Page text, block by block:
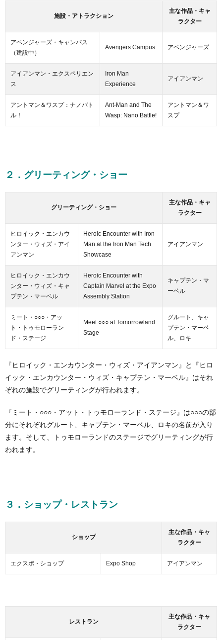
施設・アトラクション
主な作品・キャ
ラクター
アベンジャーズ・キャンパス
（建設中）
Avengers Campus アベンジャーズ
アイアンマン・エクスペリエン
ス
Iron Man
Experience
アイアンマン
アントマン＆ワスプ：ナノバト
ル！
Ant-Man and The
Wasp: Nano Battle!
アントマン＆ワ
スプ
２．グリーティング・ショー
グリーティング・ショー
主な作品・キャ
ラクター
ヒロイック・エンカウ
ンター・ウィズ・アイ
アンマン
Heroic Encounter with Iron
Man at the Iron Man Tech
Showcase
アイアンマン
ヒロイック・エンカウ
ンター・ウィズ・キャ
プテン・マーベル
Heroic Encounter with
Captain Marvel at the Expo
Assembly Station
キャプテン・マ
ーベル
ミート・○○○・アッ
ト・トゥモローラン
ド・ステージ
Meet ○○○ at Tomorrowland
Stage
グルート、キャ
プテン・マーベ
ル、ロキ
『ヒロイック・エンカウンター・ウィズ・アイアンマン』と『ヒロ
イック・エンカウンター・ウィズ・キャプテン・マーベル』はそれ
ぞれの施設でグリーティングが行われます。
『ミート・○○○・アット・トゥモローランド・ステージ』は○○○の部
分にそれぞれグルート、キャプテン・マーベル、ロキの名前が入り
ます。そして、トゥモローランドのステージでグリーティングが行
われます。
３．ショップ・レストラン
ショップ
主な作品・キャ
ラクター
エクスポ・ショップ Expo Shop アイアンマン
レストラン
主な作品・キャ
ラクター